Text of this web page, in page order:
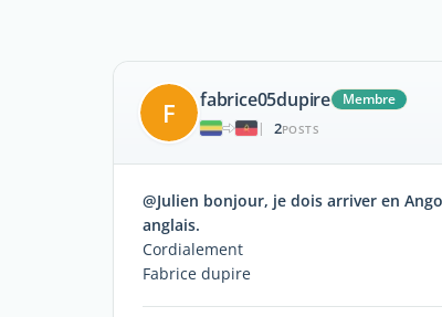
F fabrice05dupire
Membre
|
2POSTS
@Julien bonjour, je dois arriver en
anglais.
Cordialement
Fabrice dupire